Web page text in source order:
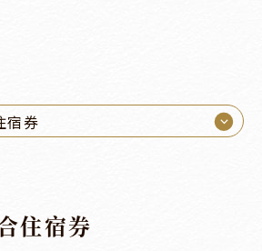
宿券 ⌵
住宿券